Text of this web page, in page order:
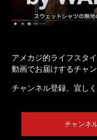
アメカジ的ライフスタ
動画でお届けするチャン
チャンネル登録、宜し
チャンネ